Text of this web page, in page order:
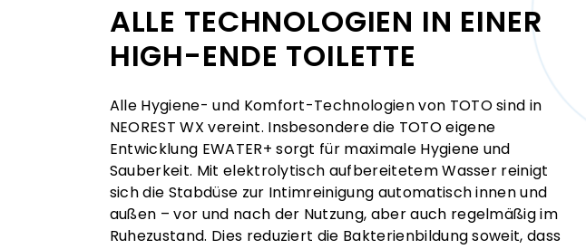
ALLE TECHNOLOGIEN IN EINER
HIGH-ENDE TOILETTE
Alle Hygiene- und Komfort-Technologien von TOTO sind in
NEOREST WX vereint. Insbesondere die TOTO eigene
Entwicklung EWATER+ sorgt für maximale Hygiene und
Sauberkeit. Mit elektrolytisch aufbereitetem Wasser reinigt
sich die Stabdüse zur Intimreinigung automatisch innen und
außen – vor und nach der Nutzung, aber auch regelmäßig im
Ruhezustand. Dies reduziert die Bakterienbildung soweit, dass